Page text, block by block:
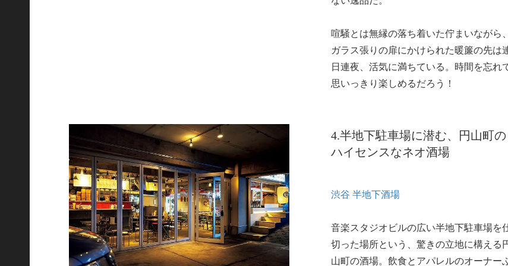
喧騒とは無縁の落ち着いた佇まいながら、
ガラス張りの扉にかけられた暖簾の先は
日連夜、活気に満ちている。時間を忘れ
思いっきり楽しめるだろう！
4.半地下駐車場に潜む、円山町の
ハイセンスなネオ酒場
渋谷 半地下酒場
音楽スタジオビルの広い半地下駐車場を
切った場所という、驚きの立地に構える
山町の酒場。飲食とアパレルのオーナー